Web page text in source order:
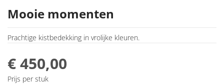
Mooie momenten
Prachtige kistbedekking in vrolijke kleuren.
€ 450,00
Prijs per stuk